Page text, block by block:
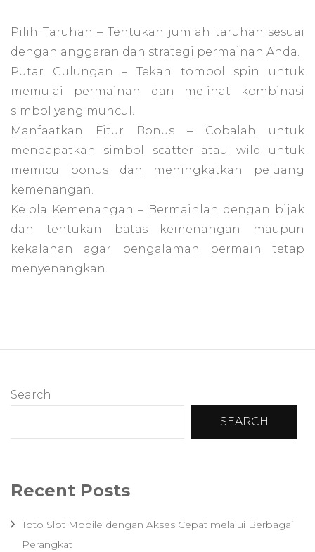
Pilih Taruhan – Tentukan jumlah taruhan sesuai
dengan anggaran dan strategi permainan Anda.
Putar Gulungan – Tekan tombol spin untuk
memulai permainan dan melihat kombinasi
simbol yang muncul.
Manfaatkan Fitur Bonus – Cobalah untuk
mendapatkan simbol scatter atau wild untuk
memicu bonus dan meningkatkan peluang
kemenangan.
Kelola Kemenangan – Bermainlah dengan bijak
dan tentukan batas kemenangan maupun
kekalahan agar pengalaman bermain tetap
menyenangkan.
Search
SEARCH
Recent Posts
Toto Slot Mobile dengan Akses Cepat melalui Berbagai
Perangkat